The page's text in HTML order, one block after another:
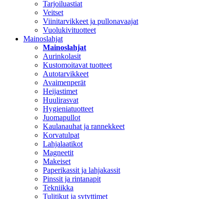
Tarjoiluastiat
Veitset
Viinitarvikkeet ja pullonavaajat
Vuolukivituotteet
Mainoslahjat
Mainoslahjat
Aurinkolasit
Kustomoitavat tuotteet
Autotarvikkeet
Avaimenperät
Heijastimet
Huulirasvat
Hygieniatuotteet
Juomapullot
Kaulanauhat ja rannekkeet
Korvatulpat
Lahjalaatikot
Magneetit
Makeiset
Paperikassit ja lahjakassit
Pinssit ja rintanapit
Tekniikka
Tulitikut ja sytyttimet